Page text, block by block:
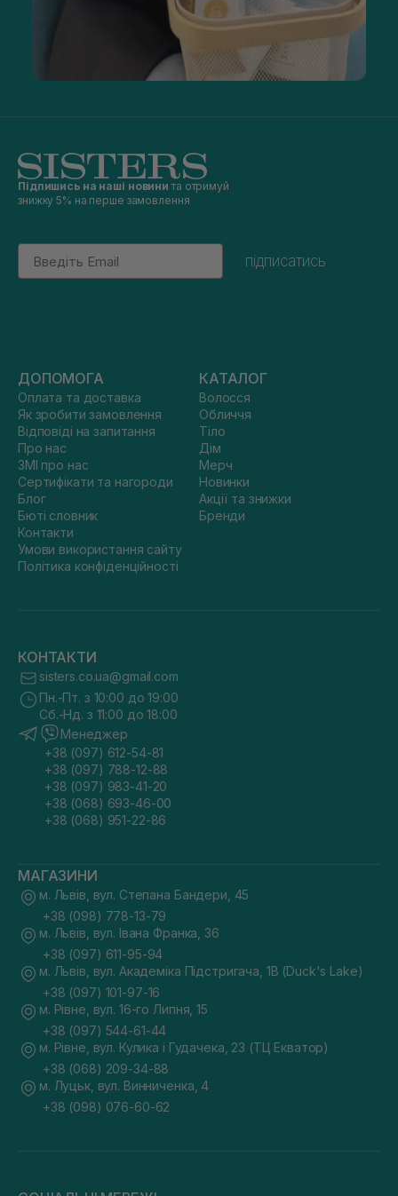
Підпишись на наші новини та отримуй
знижку 5% на перше замовлення
Email
підписатись
ДОПОМОГА
Оплата та доставка
Як зробити замовлення
Відповіді на запитання
Про нас
ЗМІ про нас
Сертифікати та нагороди
Блог
Бюті словник
Контакти
Умови використання сайту
Політика конфіденційності
КАТАЛОГ
Волосся
Обличчя
Тіло
Дім
Мерч
Новинки
Акції та знижки
Бренди
КОНТАКТИ
sisters.co.ua@gmail.com
Пн.-Пт. з 10:00 до 19:00
Сб.-Нд. з 11:00 до 18:00
Менеджер
+38 (097) 612-54-81
+38 (097) 788-12-88
+38 (097) 983-41-20
+38 (068) 693-46-00
+38 (068) 951-22-86
МАГАЗИНИ
м. Львів, вул. Степана Бандери, 45
+38 (098) 778-13-79
м. Львів, вул. Івана Франка, 36
+38 (097) 611-95-94
м. Львів, вул. Академіка Підстригача, 1В (Duck's Lake)
+38 (097) 101-97-16
м. Рівне, вул. 16-го Липня, 15
+38 (097) 544-61-44
м. Рівне, вул. Кулика і Гудачека, 23 (ТЦ Екватор)
+38 (068) 209-34-88
м. Луцьк, вул. Винниченка, 4
+38 (098) 076-60-62